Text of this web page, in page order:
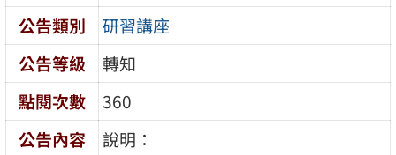
公告類別
研習講座
公告等級
轉知
點閱次數
360
公告內容
說明：